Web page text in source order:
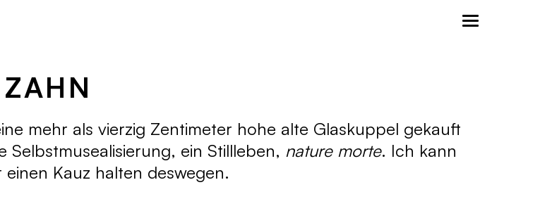
mehr als vierzig Zentimeter hohe alte Glaskuppel gekauft
ein Stillleben, nature morte. Ich kann
Kauz halten deswegen.